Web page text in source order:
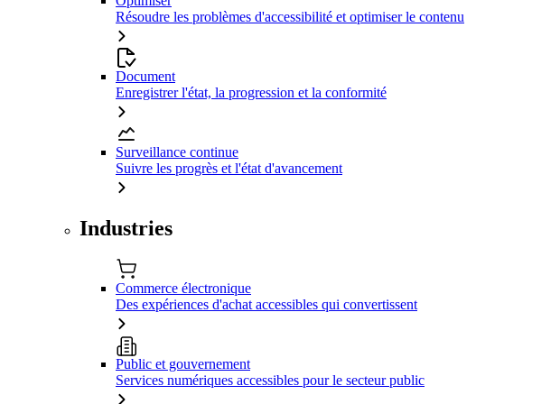
Résoudre les problèmes d'accessibilité et optimiser le contenu
Document
Enregistrer l'état, la progression et la conformité
Surveillance continue
Suivre les progrès et l'état d'avancement
Industries
Commerce électronique
Des expériences d'achat accessibles qui convertissent
Public et gouvernement
Services numériques accessibles pour le secteur public